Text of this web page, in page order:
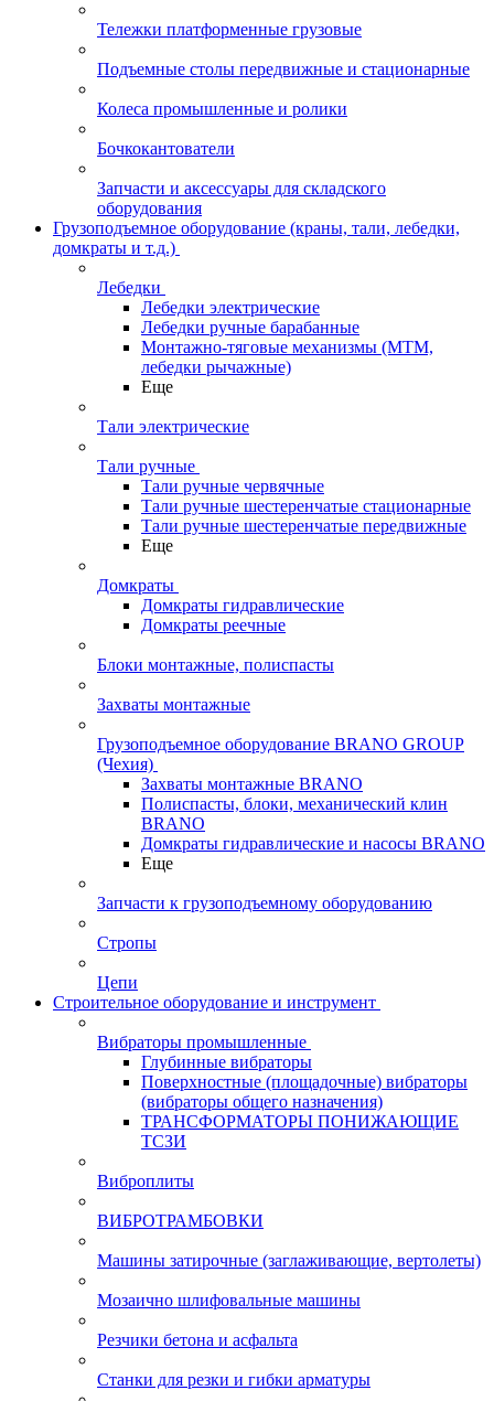
Тележки платформенные грузовые
Подъемные столы передвижные и стационарные
Колеса промышленные и ролики
Бочкокантователи
Запчасти и аксессуары для складского
оборудования
Грузоподъемное оборудование (краны, тали, лебедки,
домкраты и т.д.)
Лебедки
Лебедки электрические
Лебедки ручные барабанные
Монтажно-тяговые механизмы (МТМ,
лебедки рычажные)
Еще
Тали электрические
Тали ручные
Тали ручные червячные
Тали ручные шестеренчатые стационарные
Тали ручные шестеренчатые передвижные
Еще
Домкраты
Домкраты гидравлические
Домкраты реечные
Блоки монтажные, полиспасты
Захваты монтажные
Грузоподъемное оборудование BRANO GROUP
(Чехия)
Захваты монтажные BRANO
Полиспасты, блоки, механический клин
BRANO
Домкраты гидравлические и насосы BRANO
Еще
Запчасти к грузоподъемному оборудованию
Стропы
Цепи
Строительное оборудование и инструмент
Вибраторы промышленные
Глубинные вибраторы
Поверхностные (площадочные) вибраторы
(вибраторы общего назначения)
ТРАНСФОРМАТОРЫ ПОНИЖАЮЩИЕ
ТСЗИ
Виброплиты
ВИБРОТРАМБОВКИ
Машины затирочные (заглаживающие, вертолеты)
Мозаично шлифовальные машины
Резчики бетона и асфальта
Станки для резки и гибки арматуры